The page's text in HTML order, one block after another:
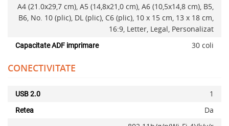
A4 (21.0x29,7 cm), A5 (14,8x21,0 cm), A6 (10,5x14,8 cm), B5,
B6, No. 10 (plic), DL (plic), C6 (plic), 10 x 15 cm, 13 x 18 cm,
16:9, Letter, Legal, Personalizat
Capacitate ADF imprimare 30 coli
CONECTIVITATE
USB 2.0 1
Retea Da